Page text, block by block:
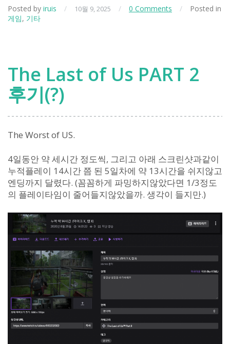
런
Posted by iruis / 10월 9, 2025 / 0 Comments /
Posted in
게임, 기타
The Last of Us PART 2
후기(?)
The Worst of US.
4일동안 약 세시간 정도씩, 그리고 아래 스크린샷과같이
누적플레이 14시간 쯤 된 5일차에 약 13시간을 쉬지않고
엔딩까지 달렸다. (꼼꼼하게 파밍하지않았다면 1/3정도
의 플레이타임이 줄어들지않았을까. 생각이 들지만.)